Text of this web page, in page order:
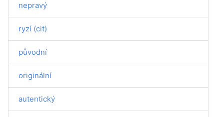
nepravý
ryzí (cit)
původní
originální
autentický